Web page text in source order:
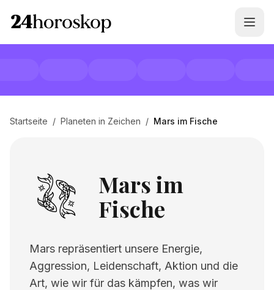
Startseite / Planeten in Zeichen / Mars im Fische
Mars im
Fische
Mars repräsentiert unsere Energie,
Aggression, Leidenschaft, Aktion und die
Art, wie wir für das kämpfen, was wir